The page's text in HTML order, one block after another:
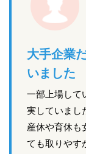
大手企業
いました
一部上場して
実していまし
産休や育休も
ても取りやす